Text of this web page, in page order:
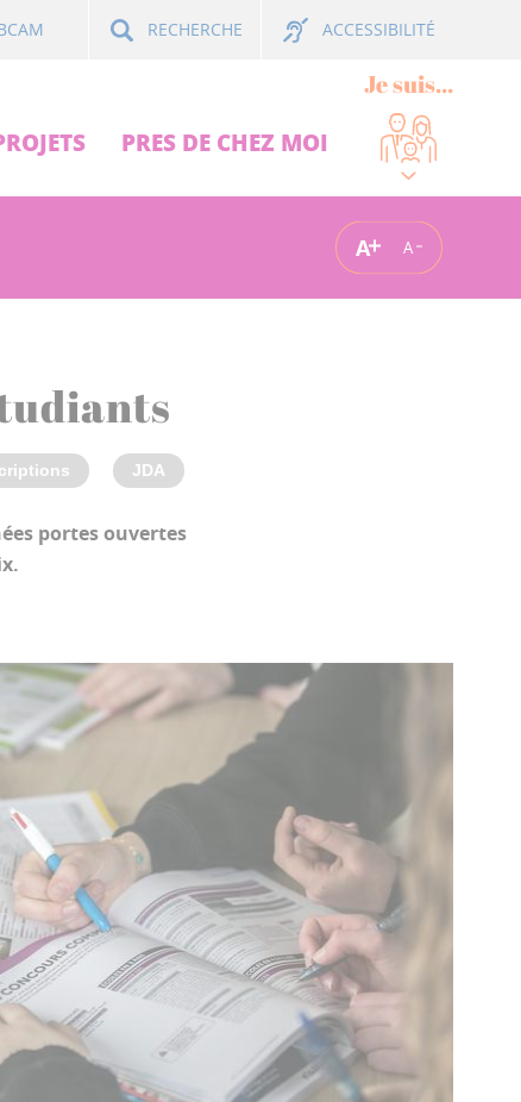
RECHERCHE ACCESSIBILITÉ
PRES DE CHEZ MOI
Je suis...
A A
JDA
portes ouvertes